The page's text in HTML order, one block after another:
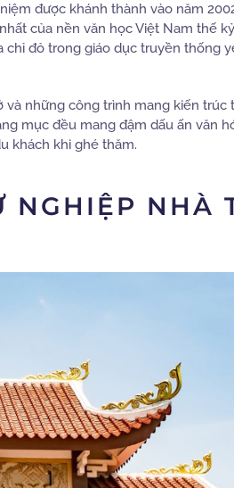
được khánh thành vào năm
của nền văn học Việt Nam thế
chỉ đỏ trong giáo dục truyền thống
và những công trình mang kiến
mục đều mang đậm dấu ấn văn
khách khi ghé thăm.
NGHIỆP NHÀ